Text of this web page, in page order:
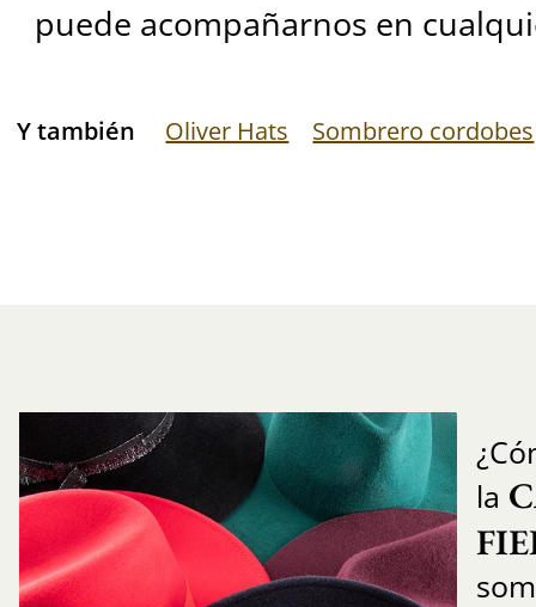
puede acompañarnos en
Y también Oliver Hats Sombrero cordobes
la